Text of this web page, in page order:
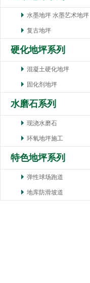
水墨地坪 水墨艺术地坪
复古地坪
硬化地坪系列
混凝土硬化地坪
固化剂地坪
水磨石系列
现浇水磨石
环氧地坪施工
特色地坪系列
弹性球场跑道
地库防滑坡道